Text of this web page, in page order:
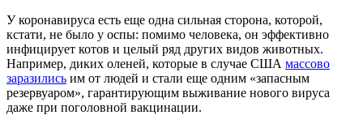
У коронавируса есть еще одна сильная сторона, которой,
кстати, не было у оспы: помимо человека, он эффективно
инфицирует котов и целый ряд других видов животных.
Например, диких оленей, которые в случае США массово
заразились им от людей и стали еще одним «запасным
резервуаром», гарантирующим выживание нового вируса
даже при поголовной вакцинации.